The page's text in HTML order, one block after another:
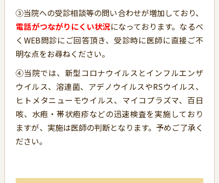
③当院への受診相談等の問い合わせが増加しており、
電話がつながりにくい状況になっております。なるべ
くWEB問診にご回答頂き、受診時に医師に直接ご不
明な点をお尋ねください。
④当院では、新型コロナウイルスとインフルエンザ
ウイルス、溶連菌、アデノウイルスやRSウイルス、
ヒトメタニューモウイルス、マイコプラズマ、百日
咳、水疱・帯状疱疹などの迅速検査を実施しており
ますが、実施は医師の判断となります。予めご了承く
ださい。